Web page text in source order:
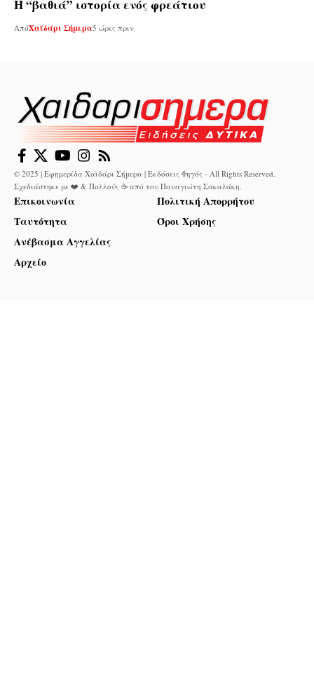
Η “βαθιά” ιστορία ενός φρεάτιου
ΑπόΧαϊδάρι Σήμερα5 ώρες πριν
© 2025 | Εφημερίδα Χαϊδάρι Σήμερα | Εκδόσεις Φηγός - All Rights Reserved.
Σχεδιάστηκε με ❤️ & Πολλούς ☕ από τον Παναγιώτη Σακαλάκη.
Επικοινωνία
Ταυτότητα
Ανέβασμα Αγγελίας
Αρχείο
Πολιτική Απορρήτου
Όροι Χρήσης